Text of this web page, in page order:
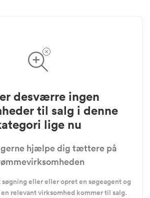
desværre ingen
til salg i denne
lige nu
gerne hjælpe dig tættere på
eller eller opret en søgeagent og
relevant virksomhed kommer til salg.